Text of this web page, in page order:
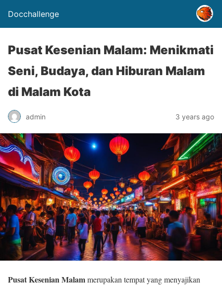
Docchallenge
Pusat Kesenian Malam: Menikmati
Seni, Budaya, dan Hiburan Malam
di Malam Kota
admin 3 years ago
Pusat Kesenian Malammerupakan tempat yang menyajikan